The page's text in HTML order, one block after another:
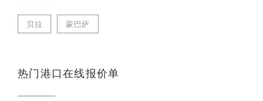
贝拉 蒙巴萨
热门港口在线报价单